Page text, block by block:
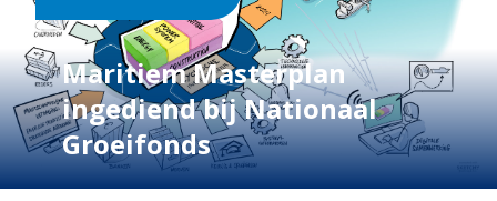
Maritiem Masterplan
ingediend bij Nationaal
Groeifonds